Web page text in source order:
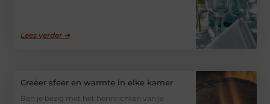
Lees verder ➜
Creëer sfeer en warmte in elke kamer
Ben je bezig met het herinrichten van je